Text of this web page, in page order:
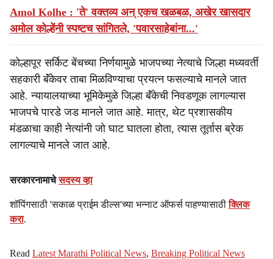
Amol Kolhe : 'ते' वक्तव्य अन् एकच खळबळ, अखेर खासदार
अमोल कोल्हेंनी स्पष्टच सांगितले, 'पवारसाहेबांना...'
कोल्हापूर सर्किट बेंचच्या निर्णयामुळे भाजपच्या नेत्याचे जिल्हा मध्यवर्ती
सहकारी बॅंकेवर ताबा मिळविण्याचा प्रयत्न फसल्याचे मानले जात
आहे. न्यायालयाच्या भूमिकेमुळे जिल्हा बॅंकेची निवडणूक लागल्यास
भाजपचे पारडे जड मानले जात आहे. मात्र, थेट प्रशासकीय
मंडळाचा काही नेत्यांनी जो घाट घातला होता, त्यास तूर्तास ब्रेक
लागल्याचे मानले जात आहे.
सरकारनामाचेसदस्य व्हा
शॉपिंगसाठी 'सकाळ प्राईम डील्स'च्या भन्नाट ऑफर्स पाहण्यासाठीक्लिक
करा.
Read Latest Marathi Political News, Breaking Political News